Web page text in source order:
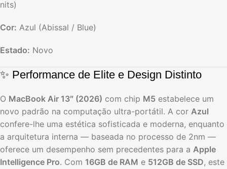
nits)
Cor: Azul (Abissal / Blue)
Estado: Novo
✨ Performance de Elite e Design Distinto
O MacBook Air 13″ (2026) com chip M5 estabelece um
novo padrão na computação ultra-portátil. A cor Azul
confere-lhe uma estética sofisticada e moderna, enquanto
a arquitetura interna — baseada no processo de 2nm —
oferece um desempenho sem precedentes para a Apple
Intelligence Pro. Com 16GB de RAM e 512GB de SSD, este